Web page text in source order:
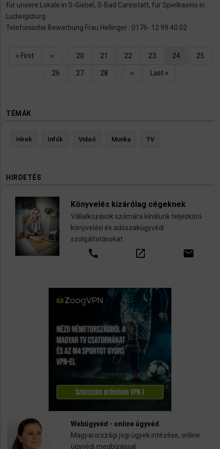
für unsere Lokale in S-Giebel, S-Bad Cannstatt, für Spielkasino in
Ludwigsburg
Telefonische Bewerbung Frau Hellinger : 0176- 12 99 40 02
Oldalszámozás
Első
« First
Előző
‹‹ Oldal
20 Oldal
21 Oldal
22 Oldal
23
Jelenlegi
24 Oldal
25
Oldal
26 Oldal
27 Oldal
28
Következő
››
Utolsó
Last »
TÉMÁK
Hírek Infók Videó Munka TV
HIRDETÉS
Könyvelés kizárólag cégeknek
Vállalkozások számára kínálunk teljeskörű
könyvelési és adószakügyvédi
szolgáltatásokat
call open_in_new email
Webügyvéd - online ügyvéd
Magyarországi jogi ügyek intézése, online
ügyvédi megbízással